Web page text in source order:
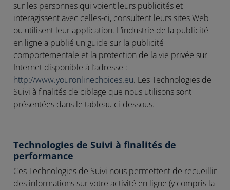
sur les personnes qui voient leurs publicités et
interagissent avec celles-ci, consultent leurs sites Web
ou utilisent leur application. L’industrie de la publicité
en ligne a publié un guide sur la publicité
comportementale et la protection de la vie privée sur
Internet disponible à l’adresse :
http://www.youronlinechoices.eu. Les Technologies de
Suivi à finalités de ciblage que nous utilisons sont
présentées dans le tableau ci-dessous.
Technologies de Suivi à finalités de
performance
Ces Technologies de Suivi nous permettent de recueillir
des informations sur votre activité en ligne (y compris la